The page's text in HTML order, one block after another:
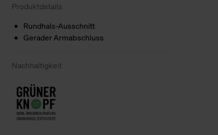
Produktdetails
Rundhals-Ausschnitt
Gerader Armabschluss
Nachhaltigkeit